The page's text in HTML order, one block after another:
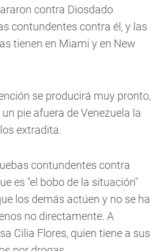
contra Diosdado
contundentes contra él, y las
tienen en Miami y en New
se producirá muy pronto,
pie afuera de Venezuela la
extradita.
contundentes contra
es "el bobo de la situación"
los demás actúen y no se ha
no directamente. A
Cilia Flores, quien tiene a sus